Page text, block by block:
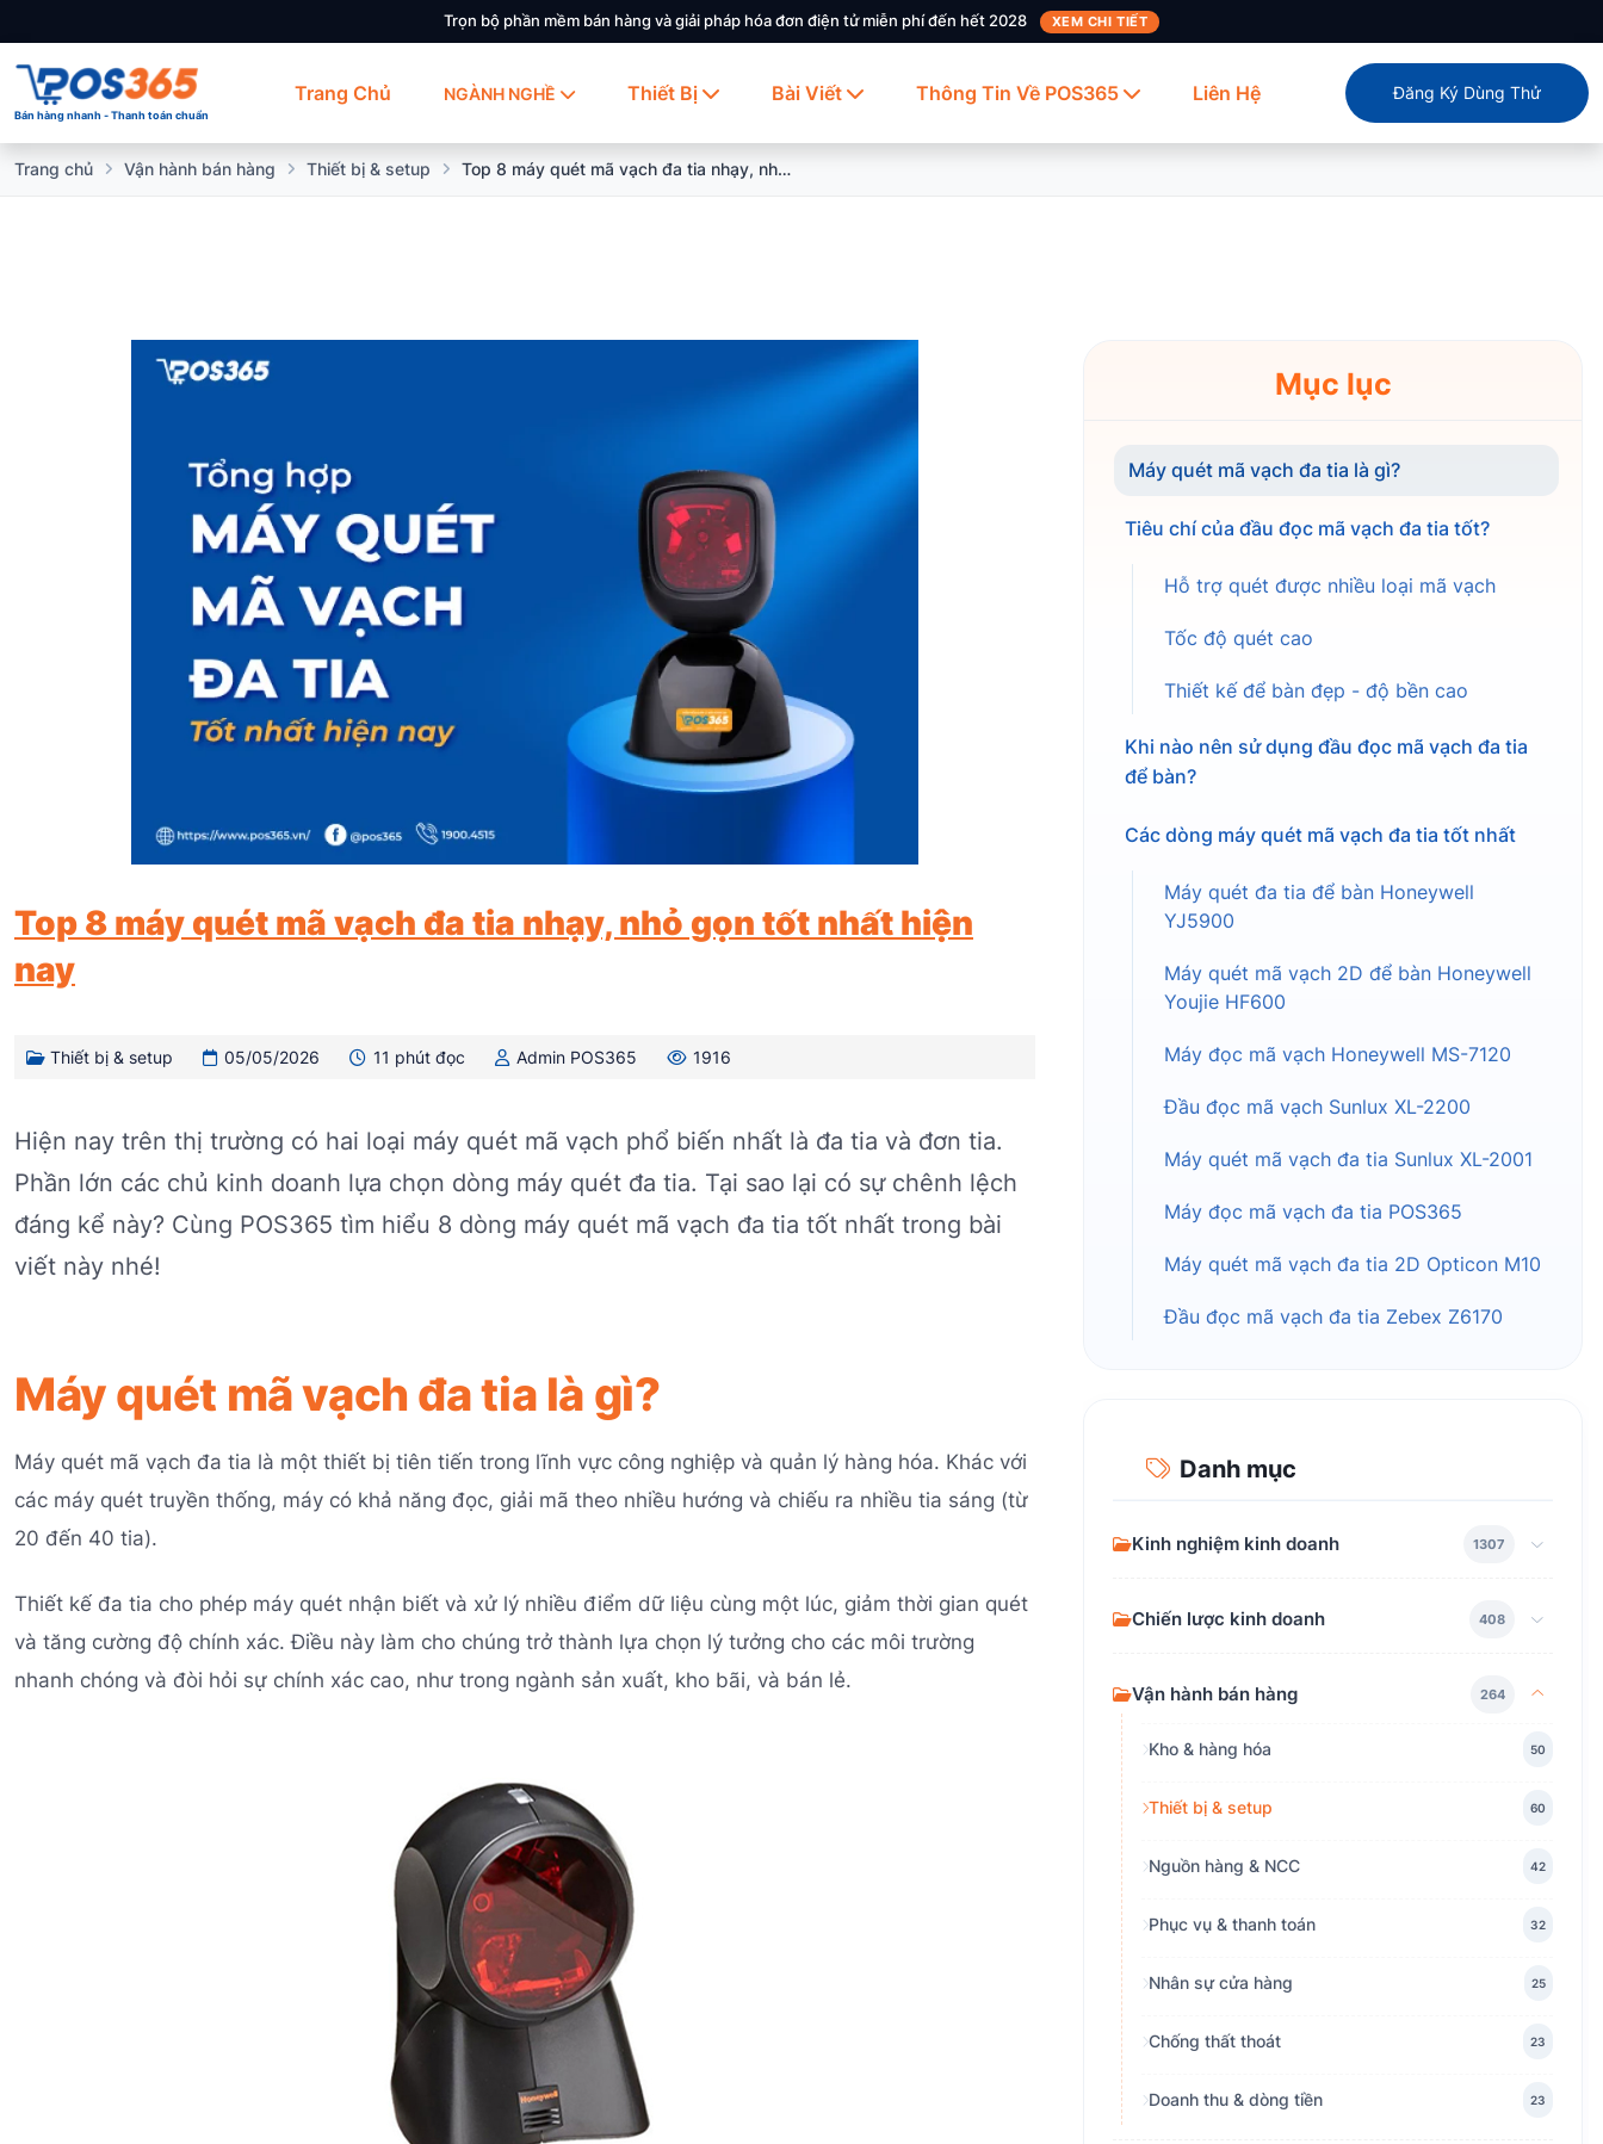
Trọn bộ phần mềm bán hàng và giải pháp hóa đơn điện tử miễn phí đến hết 2028 XEM CHI TIẾT
Bán hàng nhanh - Thanh toán chuẩn
Trang Chủ NGÀNH NGHỀ Thiết Bị Bài Viết Thông Tin Về POS365 Liên Hệ Đăng Ký Dùng Thử
Trang chủ Vận hành bán hàng Thiết bị & setup Top 8 máy quét mã vạch đa tia nhạy, nhỏ gọn tốt nhất hiện nay
Top 8 máy quét mã vạch đa tia nhạy, nhỏ gọn tốt nhất hiện
nay
Thiết bị & setup 05/05/2026 11 phút đọc Admin POS365 1916
Hiện nay trên thị trường có hai loại máy quét mã vạch phổ biến nhất là đa tia và đơn tia.
Phần lớn các chủ kinh doanh lựa chọn dòng máy quét đa tia. Tại sao lại có sự chênh lệch
đáng kể này? Cùng POS365 tìm hiểu 8 dòng máy quét mã vạch đa tia tốt nhất trong bài
viết này nhé!
Máy quét mã vạch đa tia là gì?
Máy quét mã vạch đa tia là một thiết bị tiên tiến trong lĩnh vực công nghiệp và quản lý hàng hóa. Khác với
các máy quét truyền thống, máy có khả năng đọc, giải mã theo nhiều hướng và chiếu ra nhiều tia sáng (từ
20 đến 40 tia).
Thiết kế đa tia cho phép máy quét nhận biết và xử lý nhiều điểm dữ liệu cùng một lúc, giảm thời gian quét
và tăng cường độ chính xác. Điều này làm cho chúng trở thành lựa chọn lý tưởng cho các môi trường
nhanh chóng và đòi hỏi sự chính xác cao, như trong ngành sản xuất, kho bãi, và bán lẻ.
Mục lục
Máy quét mã vạch đa tia là gì?
Tiêu chí của đầu đọc mã vạch đa tia tốt?
Hỗ trợ quét được nhiều loại mã vạch
Tốc độ quét cao
Thiết kế để bàn đẹp - độ bền cao
Khi nào nên sử dụng đầu đọc mã vạch đa tia
để bàn?
Các dòng máy quét mã vạch đa tia tốt nhất
Máy quét đa tia để bàn Honeywell
YJ5900
Máy quét mã vạch 2D để bàn Honeywell
Youjie HF600
Máy đọc mã vạch Honeywell MS-7120
Đầu đọc mã vạch Sunlux XL-2200
Máy quét mã vạch đa tia Sunlux XL-2001
Máy đọc mã vạch đa tia POS365
Máy quét mã vạch đa tia 2D Opticon M10
Đầu đọc mã vạch đa tia Zebex Z6170
Danh mục
Kinh nghiệm kinh doanh 1307
Chiến lược kinh doanh 408
Vận hành bán hàng 264
Kho & hàng hóa 50
Thiết bị & setup 60
Nguồn hàng & NCC 42
Phục vụ & thanh toán 32
Nhân sự cửa hàng 25
Chống thất thoát 23
Doanh thu & dòng tiền 23